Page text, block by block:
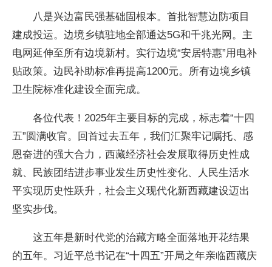
八是兴边富民强基础固根本。首批智慧边防项目
建成投运。边境乡镇驻地全部通达5G和千兆光网。主
电网延伸至所有边境新村。实行边境“安居特惠”用电补
贴政策。边民补助标准再提高1200元。所有边境乡镇
卫生院标准化建设全面完成。
各位代表！2025年主要目标的完成，标志着“十四
五”圆满收官。回首过去五年，我们汇聚牢记嘱托、感
恩奋进的强大合力，西藏经济社会发展取得历史性成
就、民族团结进步事业发生历史性变化、人民生活水
平实现历史性跃升，社会主义现代化新西藏建设迈出
坚实步伐。
这五年是新时代党的治藏方略全面落地开花结果
的五年。习近平总书记在“十四五”开局之年亲临西藏庆